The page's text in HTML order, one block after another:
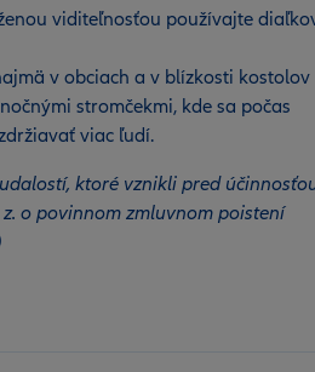
viditeľnosťou používajte
v obciach a v blízkosti kostolov
stromčekmi, kde sa počas
viac ľudí.
ktoré vznikli pred
o povinnom zmluvnom poistení